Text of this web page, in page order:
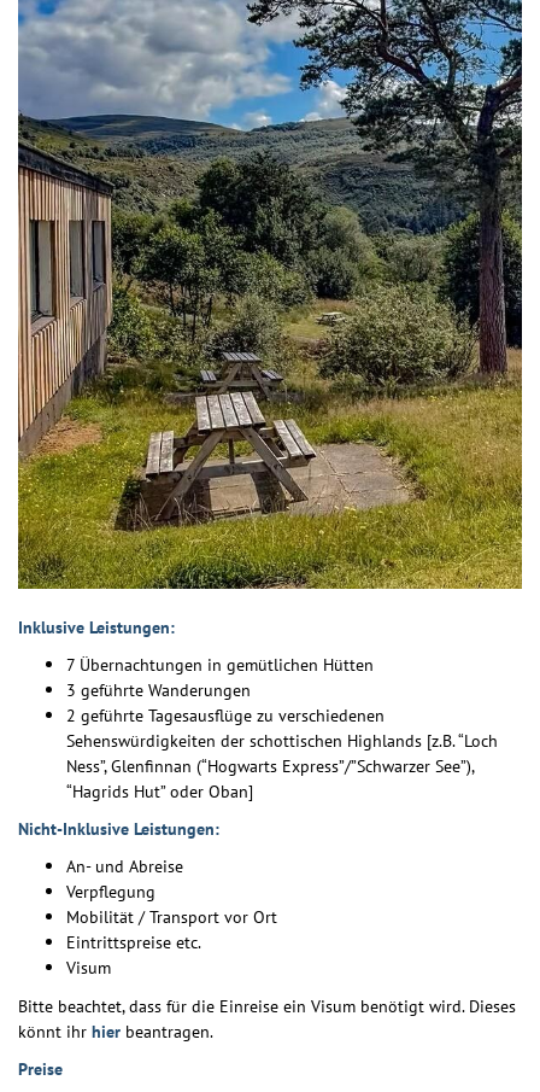
Inklusive Leistungen:
7 Übernachtungen in gemütlichen Hütten
3 geführte Wanderungen
2 geführte Tagesausflüge zu verschiedenen
Sehenswürdigkeiten der schottischen Highlands [z.B. “Loch
Ness”, Glenfinnan (“Hogwarts Express”/”Schwarzer See”),
“Hagrids Hut” oder Oban]
Nicht-Inklusive Leistungen:
An- und Abreise
Verpflegung
Mobilität / Transport vor Ort
Eintrittspreise etc.
Visum
Bitte beachtet, dass für die Einreise ein Visum benötigt wird. Dieses
könnt ihr hier beantragen.
Preise